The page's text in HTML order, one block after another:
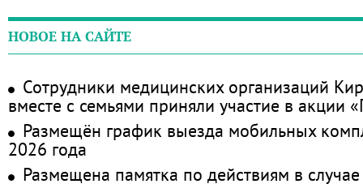
НОВОЕ НА САЙТЕ
Сотрудники медицинских организаций
вместе с семьями приняли участие в акции
Размещён график выезда мобильных
2026 года
Размещена памятка по действиям в